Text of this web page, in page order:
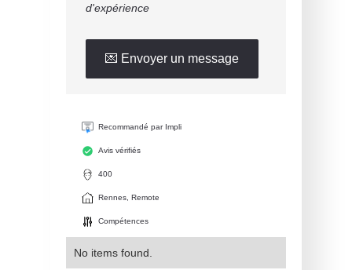
d'expérience
💌 Envoyer un message
Recommandé par Impli
Avis vérifiés
400
Rennes, Remote
Compétences
No items found.